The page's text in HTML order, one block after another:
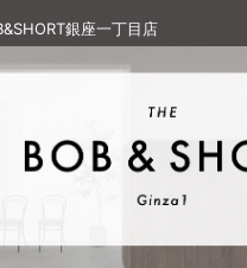
銀座一丁目店